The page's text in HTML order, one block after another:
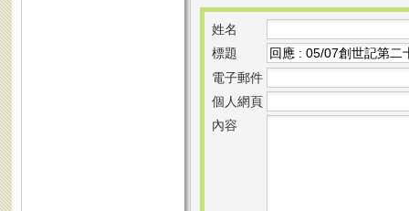
姓名
標題
電子郵件
個人網頁
內容